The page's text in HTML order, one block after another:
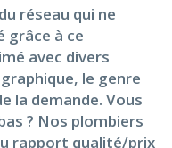
réseau qui ne
grâce à ce
avec divers
le genre
la demande. Vous
? Nos plombiers
rapport qualité/prix